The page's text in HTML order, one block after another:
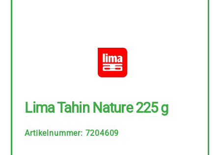
Lima Tahin Nature 225 g
Artikelnummer: 7204609